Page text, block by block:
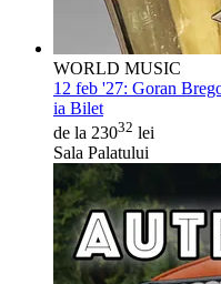
WORLD MUSIC
12 feb '27: Goran
ia Bilet
de la 23032 lei
Sala Palatului